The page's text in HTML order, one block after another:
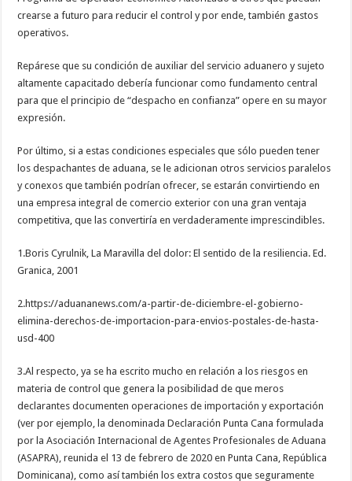
crearse a futuro para reducir el control y por ende, también gastos
operativos.
Repárese que su condición de auxiliar del servicio aduanero y sujeto
altamente capacitado debería funcionar como fundamento central
para que el principio de “despacho en confianza” opere en su mayor
expresión.
Por último, si a estas condiciones especiales que sólo pueden tener
los despachantes de aduana, se le adicionan otros servicios paralelos
y conexos que también podrían ofrecer, se estarán convirtiendo en
una empresa integral de comercio exterior con una gran ventaja
competitiva, que las convertiría en verdaderamente imprescindibles.
1.Boris Cyrulnik, La Maravilla del dolor: El sentido de la resiliencia. Ed.
Granica, 2001
2.https://aduananews.com/a-partir-de-diciembre-el-gobierno-
elimina-derechos-de-importacion-para-envios-postales-de-hasta-
usd-400
3.Al respecto, ya se ha escrito mucho en relación a los riesgos en
materia de control que genera la posibilidad de que meros
declarantes documenten operaciones de importación y exportación
(ver por ejemplo, la denominada Declaración Punta Cana formulada
por la Asociación Internacional de Agentes Profesionales de Aduana
(ASAPRA), reunida el 13 de febrero de 2020 en Punta Cana, República
Dominicana), como así también los extra costos que seguramente